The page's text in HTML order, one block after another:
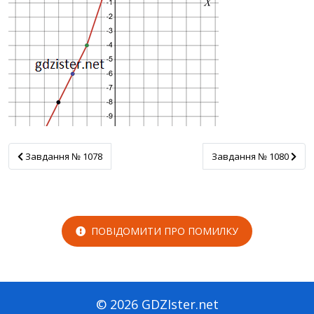
Завдання № 1078
Завдання № 1078 Завдання № 1080
Завдання № 1080
ПОВІДОМИТИ ПРО ПОМИЛКУ
© 2026 GDZIster.net